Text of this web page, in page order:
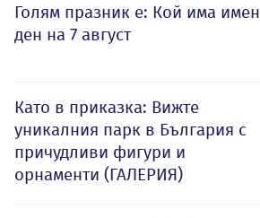
Голям празник е: Кой има имен
ден на 7 август
Като в приказка: Вижте
уникалния парк в България с
причудливи фигури и
орнаменти (ГАЛЕРИЯ)